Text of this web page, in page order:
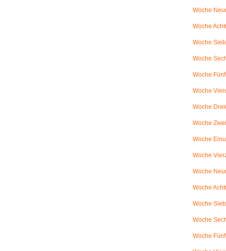
Woche
Woche
Woche
Woche
Woche
Woche
Woche
Woche
Woche
Woche
Woche
Woche
Woche
Woche
Woche